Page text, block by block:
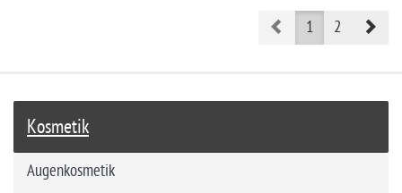
Prev1 2
Kosmetik
Augenkosmetik